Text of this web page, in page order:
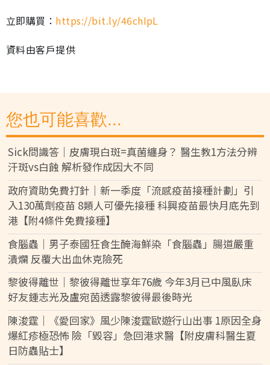
立即購買： https://bit.ly/46chIpL
資料由客戶提供
您也可能喜歡...
Sick問識答｜皮膚現白斑=真菌纏身？ 醫生教1方法分辨
汗斑vs白蝕 解析發作成因大不同
政府資助免費打針｜新一季度「流感疫苗接種計劃」引
入130萬劑疫苗 8類人可優先接種 科興疫苗最快月底先到
港【附4條件免費接種】
食腦蟲｜男子泰國狂食生醃海鮮染「食腦蟲」腸道嚴重
潰爛 反覆大出血休克險死
黎彼得離世｜黎彼得離世享年76歲 今年3月已中風臥床
好友鍾志光及盧宛茵透露黎彼得最後時光
陳浚霆｜《愛回家》風少陳浚霆歐遊行山出事 1原因全身
爆紅疹極恐怖 險「毀容」急回港求醫【附皮膚科醫生夏
日防蟲貼士】